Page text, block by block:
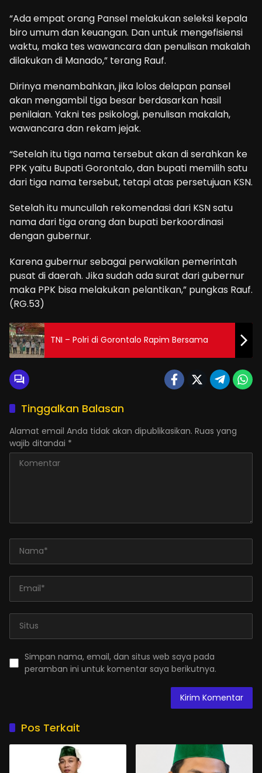
“Ada empat orang Pansel melakukan seleksi kepala
biro umum dan keuangan. Dan untuk mengefisiensi
waktu, maka tes wawancara dan penulisan makalah
dilakukan di Manado,” terang Rauf.
Dirinya menambahkan, jika lolos delapan pansel
akan mengambil tiga besar berdasarkan hasil
penilaian. Yakni tes psikologi, penulisan makalah,
wawancara dan rekam jejak.
“Setelah itu tiga nama tersebut akan di serahkan ke
PPK yaitu Bupati Gorontalo, dan bupati memilih satu
dari tiga nama tersebut, tetapi atas persetujuan KSN.
Setelah itu muncullah rekomendasi dari KSN satu
nama dari tiga orang dan bupati berkoordinasi
dengan gubernur.
Karena gubernur sebagai perwakilan pemerintah
pusat di daerah. Jika sudah ada surat dari gubernur
maka PPK bisa melakukan pelantikan,” pungkas Rauf.
(RG.53)
TNI – Polri di Gorontalo Rapim Bersama
Tinggalkan Balasan
Alamat email Anda tidak akan dipublikasikan. Ruas yang
wajib ditandai *
Simpan nama, email, dan situs web saya pada
peramban ini untuk komentar saya berikutnya.
Pos Terkait